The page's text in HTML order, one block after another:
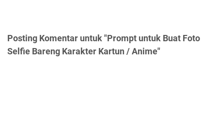
Posting Komentar untuk "Prompt untuk Buat Foto
Selfie Bareng Karakter Kartun / Anime"